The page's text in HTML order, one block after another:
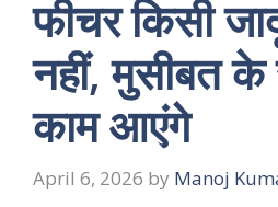
फीचर किसी
नहीं, मुसीबत
काम आएंगे
April 6, 2026 by Manoj